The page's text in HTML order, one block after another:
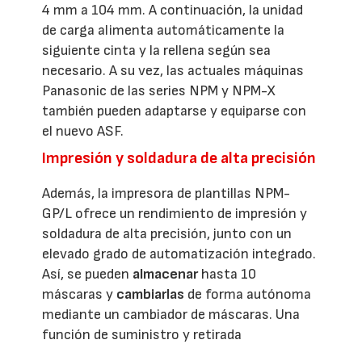
4 mm a 104 mm. A continuación, la unidad
de carga alimenta automáticamente la
siguiente cinta y la rellena según sea
necesario. A su vez, las actuales máquinas
Panasonic de las series NPM y NPM-X
también pueden adaptarse y equiparse con
el nuevo ASF.
Impresión y soldadura de alta precisión
Además, la impresora de plantillas NPM-
GP/L ofrece un rendimiento de impresión y
soldadura de alta precisión, junto con un
elevado grado de automatización integrado.
Así, se pueden almacenarhasta 10
máscaras y cambiarlas de forma autónoma
mediante un cambiador de máscaras. Una
función de suministro y retirada